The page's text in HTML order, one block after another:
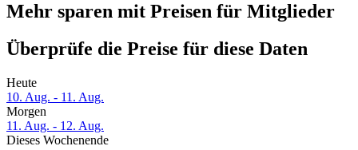
Mehr sparen mit Preisen für Mitglieder
Überprüfe die Preise für diese Daten
Heute
10. Aug. - 11. Aug.
Morgen
11. Aug. - 12. Aug.
Dieses Wochenende